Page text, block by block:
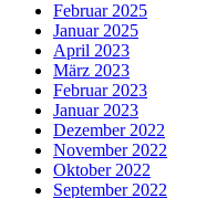
Februar 2025
Januar 2025
April 2023
März 2023
Februar 2023
Januar 2023
Dezember 2022
November 2022
Oktober 2022
September 2022